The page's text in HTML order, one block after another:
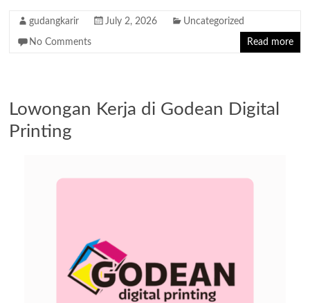
gudangkarir July 2, 2026 Uncategorized
No Comments Read more
Lowongan Kerja di Godean Digital
Printing